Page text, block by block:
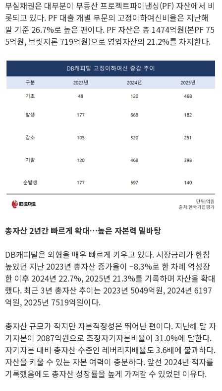
부실채권은 대부분이 부동산 프로젝트파이낸싱(PF) 자산에서 비
롯되고 있다. PF 대출 개별 부문의 고정이하여신비율은 지난해
말 기준 26.7%로 높은 편이다. PF 자산은 총 1474억원(본PF 75
5억원, 브릿지론 719억원)으로 영업자산의 21.2%를 차지한다.
총자산 2년간 빠르게 확대…높은 자본력 밑바탕
DB캐피탈은 외형을 매우 빠르게 키우고 있다. 시장금리가 한참
높았던 지난 2023년 총자산 증가율이 –8.3%로 한 차례 역성장
한 이후 2024년 22.7%, 2025년 21.3%를 기록하며 자산을 확대
했다. 최근 3년 총자산 추이는 2023년 5049억원, 2024년 6197
억원, 2025년 7519억원이다.
총자산 규모가 작지만 자본적정성은 뛰어난 편이다. 지난해 말 자
기자본이 2087억원으로 조정자기자본비율이 31.0%에 달한다.
자기자본 대비 총자산 수준인 레버리지배율도 3.6배에 불과하다.
자산을 키울 수 있는 자본 여력이 충분하다. 앞선 2024년 적자를
기록했음에도 총자산 성장률을 높게 가져갈 수 있었던 이유다.